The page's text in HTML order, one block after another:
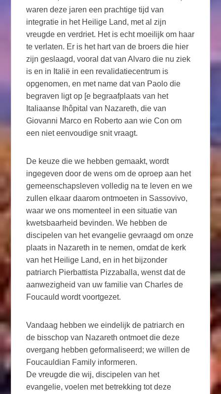
waren deze jaren een prachtige tijd van
integratie in het Heilige Land, met al zijn
vreugde en verdriet. Het is echt moeilijk om haar
te verlaten. Er is het hart van de broers die hier
zijn geslaagd, vooral dat van Alvaro die nu ziek
is en in Italië in een revalidatiecentrum is
opgenomen, en met name dat van Paolo die
begraven ligt op [e begraafplaats van het
Italiaanse Ihôpital van Nazareth, die van
Giovanni Marco en Roberto aan wie Con om
een niet eenvoudige snit vraagt.
De keuze die we hebben gemaakt, wordt
ingegeven door de wens om de oproep aan het
gemeenschapsleven volledig na te leven en we
zullen elkaar daarom ontmoeten in Sassovivo,
waar we ons momenteel in een situatie van
kwetsbaarheid bevinden. We hebben de
discipelen van het evangelie gevraagd om onze
plaats in Nazareth in te nemen, omdat de kerk
van het Heilige Land, en in het bijzonder
patriarch Pierbattista Pizzaballa, wenst dat de
aanwezigheid van uw familie van Charles de
Foucauld wordt voortgezet.
Vandaag hebben we eindelijk de patriarch en
de bisschop van Nazareth ontmoet die deze
overgang hebben geformaliseerd; we willen de
Foucauldian Family informeren.
De vreugde die wij, discipelen van het
evangelie, voelen met betrekking tot deze